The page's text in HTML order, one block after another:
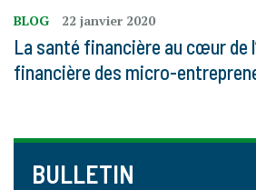
BLOG 22 janvier 2020
La santé financière au cœur de
financière des micro-
BULLETIN